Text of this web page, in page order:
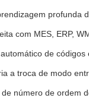
profunda
com MES, ERP,
de
a troca de modo
número de ordem